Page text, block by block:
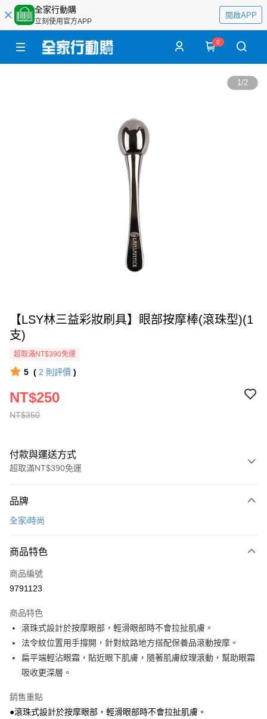
全家行動購
立刻使用官方APP
開啟APP
0
1/2
【LSY林三益彩妝刷具】眼部按摩棒(滾珠型)(1
支)
超取滿NT$390免運
5 ( 2 則評價 )
NT$350
NT$250
付款與運送方式
超取滿NT$390免運
全家線上支付
運送方式
全家取貨付款
常溫-付款後全家取貨
每筆NT$40，滿NT$390(含以上)免運費
品牌
全家i時尚
商品特色
商品編號
9791123
商品特色
滾珠式設計於按摩眼部，輕滑眼部時不會拉扯肌膚。
法令紋位置用手撐開，針對紋路地方搭配保養品滾動按摩。
扁平端輕沾眼霜，貼近眼下肌膚，隨著肌膚紋理滾動，幫助眼霜
吸收更深層。
銷售重點
●滾珠式設計於按摩眼部，輕滑眼部時不會拉扯肌膚。